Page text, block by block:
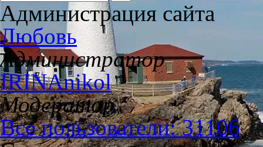
Администрация сайта
Любовь
Администратор
IRINAnikol
Модератор
Все пользователи: 31106